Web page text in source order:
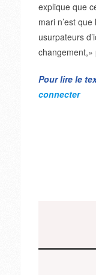
explique que
mari n’est
usurpateurs
changement,»
Pour lire le
connecter